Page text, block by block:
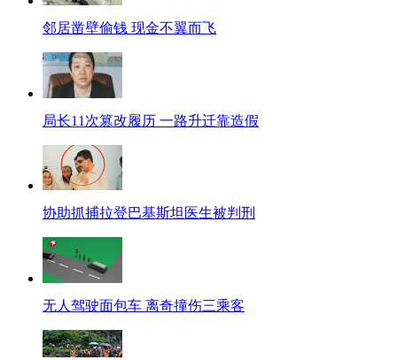
邻居凿壁偷钱 现金不翼而飞
局长11次篡改履历 一路升迁靠造假
协助抓捕拉登巴基斯坦医生被判刑
无人驾驶面包车 离奇撞伤三乘客